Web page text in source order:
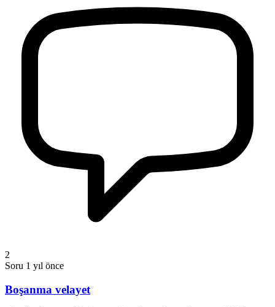
2
Soru 1 yıl önce
Boşanma velayet